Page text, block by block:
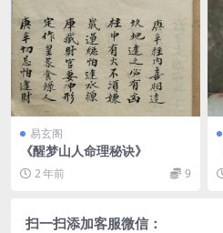
易玄阁
《醒梦山人命理秘诀》
2 年前 9
扫一扫添加客服微信：